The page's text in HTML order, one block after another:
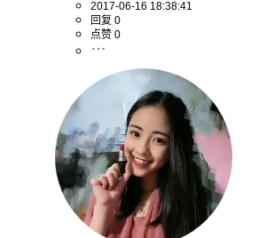
2017-06-16 18:38:41
回复 0
点赞 0